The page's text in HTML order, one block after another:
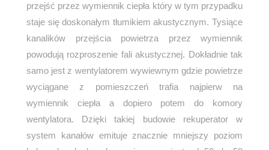
przejść przez wymiennik ciepła który w tym przypadku
staje się doskonałym tłumikiem akustycznym. Tysiące
kanalików przejścia powietrza przez wymiennik
powodują rozproszenie fali akustycznej. Dokładnie tak
samo jest z wentylatorem wywiewnym gdzie powietrze
wyciągane z pomieszczeń trafia najpierw na
wymiennik ciepła a dopiero potem do komory
wentylatora. Dzięki takiej budowie rekuperator w
system kanałów emituje znacznie mniejszy poziom